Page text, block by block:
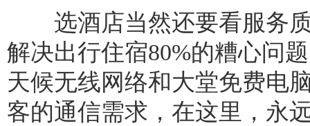
选酒店当然还要看服务质
解决出行住宿80%的糟心问
天候无线网络和大堂免费电
客的通信需求，在这里，永